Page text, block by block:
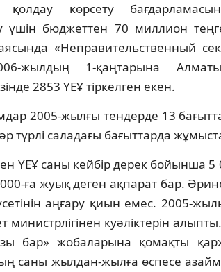
қолдау көрсету
үшiн бюджеттен 70 миллион
«Неправительственный
жылдың 1-қаңтарына
2853 ҮЕҰ тiркелген екен.
2005-жылғы тендерде 13
түрлi саладағы бағыттарда
ҮЕҰ саны кейбiр дерек бойынша 5
ға жуық деген ақпарат бар.
аңғару қиын емес. 2005-
министрлiгiнен куәлiктерiн
бар» жобаларына қомақты
саны жылдан-жылға өспесе